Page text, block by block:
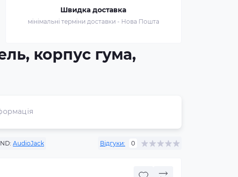
Швидка доставка
мінімальні терміни доставки - Нова Пошта
корпус гума,
AudioJack Відгуки: 0